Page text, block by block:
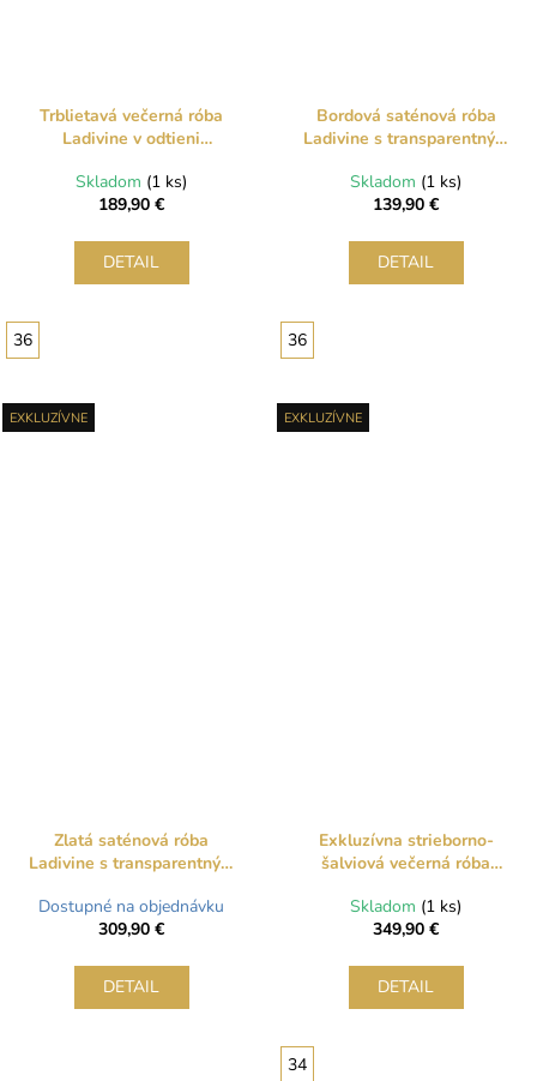
Trblietavá večerná róba
Ladivine v odtieni
korzetom a šnurovaním
Skladom (1 ks)
189,90 €
DETAIL
36
Bordová saténová róba
Ladivine s transparentným
Skladom (1 ks)
139,90 €
DETAIL
36
EXKLUZÍVNE
Zlatá saténová róba
Ladivine s transparentným
riasením
Dostupné na objednávku
309,90 €
DETAIL
EXKLUZÍVNE
Exkluzívna strieborno-
šalviová večerná róba
kamienkovým zdobením a
vlečkou
Skladom (1 ks)
349,90 €
DETAIL
34